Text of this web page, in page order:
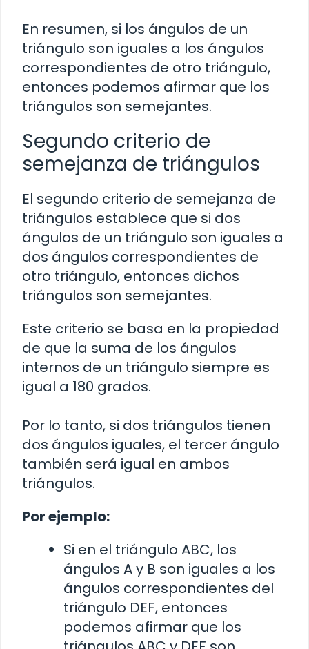
En resumen, si los ángulos de un
triángulo son iguales a los ángulos
correspondientes de otro triángulo,
entonces podemos afirmar que los
triángulos son semejantes.
Segundo criterio de
semejanza de triángulos
El segundo criterio de semejanza de
triángulos establece que si dos
ángulos de un triángulo son iguales a
dos ángulos correspondientes de
otro triángulo, entonces dichos
triángulos son semejantes.
Este criterio se basa en la propiedad
de que la suma de los ángulos
internos de un triángulo siempre es
igual a 180 grados.
Por lo tanto, si dos triángulos tienen
dos ángulos iguales, el tercer ángulo
también será igual en ambos
triángulos.
Por ejemplo:
Si en el triángulo ABC, los
ángulos A y B son iguales a los
ángulos correspondientes del
triángulo DEF, entonces
podemos afirmar que los